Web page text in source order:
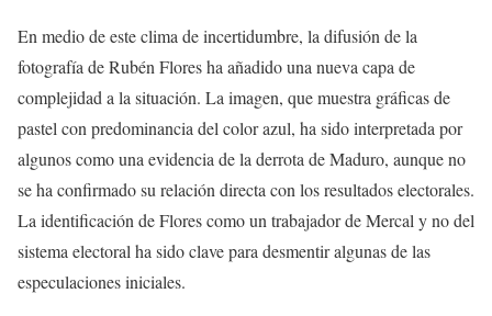
En medio de este clima de incertidumbre, la difusión de la
fotografía de Rubén Flores ha añadido una nueva capa de
complejidad a la situación. La imagen, que muestra gráficas de
pastel con predominancia del color azul, ha sido interpretada por
algunos como una evidencia de la derrota de Maduro, aunque no
se ha confirmado su relación directa con los resultados electorales.
La identificación de Flores como un trabajador de Mercal y no del
sistema electoral ha sido clave para desmentir algunas de las
especulaciones iniciales.